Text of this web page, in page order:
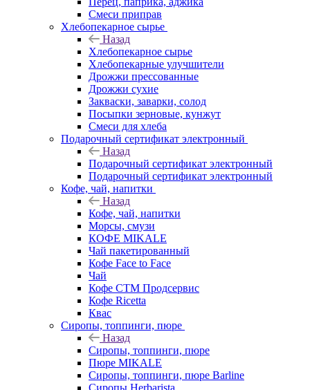
Смеси приправ
Хлебопекарное сырье
Назад
Хлебопекарное сырье
Хлебопекарные улучшители
Дрожжи прессованные
Дрожжи сухие
Закваски, заварки, солод
Посыпки зерновые, кунжут
Смеси для хлеба
Подарочный сертификат электронный
Назад
Подарочный сертификат электронный
Подарочный сертификат электронный
Кофе, чай, напитки
Назад
Кофе, чай, напитки
Морсы, смузи
КОФЕ MIKALE
Чай пакетированный
Кофе Face to Face
Чай
Кофе СТМ Продсервис
Кофе Ricetta
Квас
Сиропы, топпинги, пюре
Назад
Сиропы, топпинги, пюре
Пюре MIKALE
Сиропы, топпинги, пюре Barline
Сиропы Herbarista